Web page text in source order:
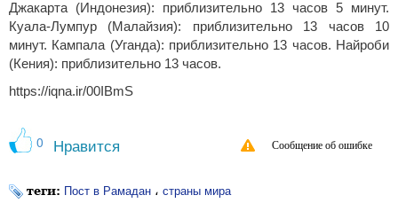
Джакарта (Индонезия): приблизительно 13 часов 5 минут.
Куала-Лумпур (Малайзия): приблизительно 13 часов 10
минут. Кампала (Уганда): приблизительно 13 часов. Найроби
(Кения): приблизительно 13 часов.
https://iqna.ir/00IBmS
0 Нравится Сообщение об ошибке
теги: Пост в Рамадан ، страны мира